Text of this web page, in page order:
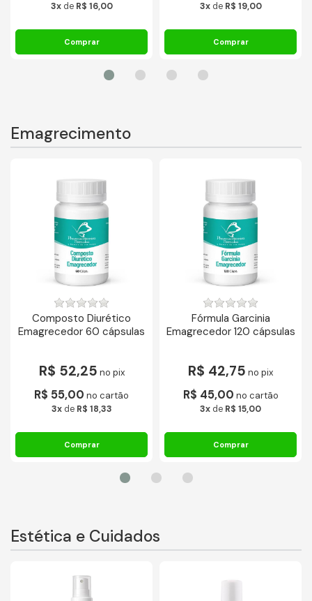
3xde R$ 16,00 3xde R$ 19,00
Emagrecimento
Composto Diurético
Emagrecedor 60 cápsulas
R$ 52,25 no pix
R$ 55,00 no cartão
3xde R$ 18,33
Fórmula Garcinia
Emagrecedor 120 cápsulas
R$ 42,75 no pix
R$ 45,00 no cartão
3x de R$ 15,00
Estética e Cuidados